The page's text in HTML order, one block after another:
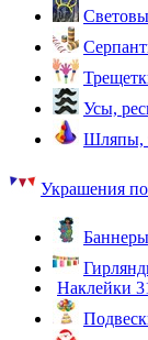
Усы,
Шляпы,
Украшения
Наклейки